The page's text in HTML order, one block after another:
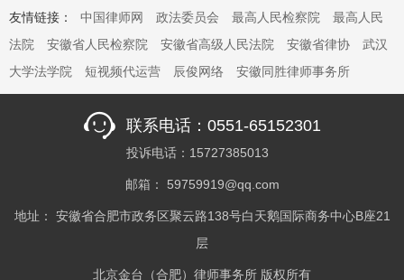
友情链接： 中国律师网 政法委员会 最高人民检察院
最高人民
法院
安徽省人民检察院 安徽省高级人民法院 安徽省律协
武汉
大学法学院
短视频代运营 辰俊网络 安徽同胜律师事务所
联系电话：0551-65152301
投诉电话：15727385013
邮箱： 59759919@qq.com
地址： 安徽省合肥市政务区聚云路138号白天鹅国际商务中心B座21
层
北京金台（合肥）律师事务所 版权所有